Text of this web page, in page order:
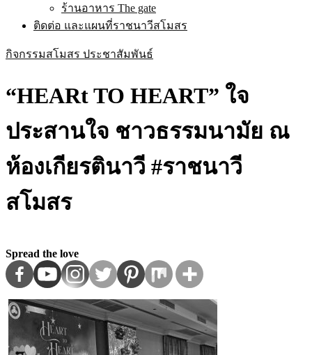
ร้านอาหาร The gate
ติดต่อ และแผนที่ราชนาวีสโมสร
กิจกรรมสโมสร ประชาสัมพันธ์
“HEARt TO HEART” ใจ
ประสานใจ ชาวธรรมนามัย ณ
ห้องเกียรตินาวี #ราชนาวี
สโมสร
Spread the love